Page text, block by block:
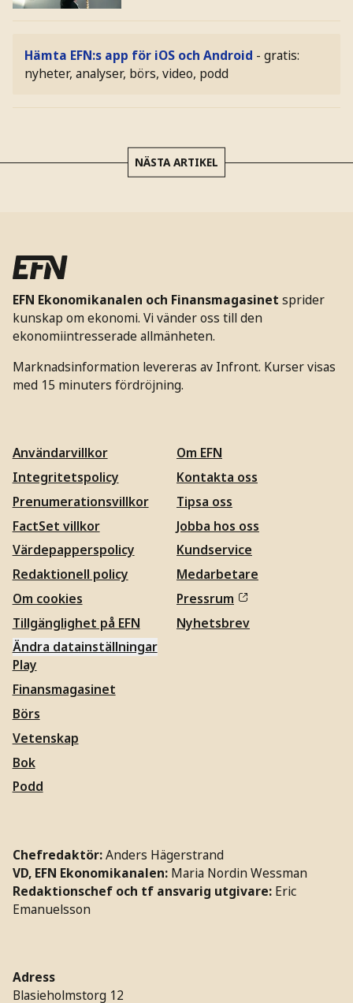
Hämta EFN:s app för iOS och Android - gratis:
nyheter, analyser, börs, video, podd
NÄSTA ARTIKEL
EFN Ekonomikanalen och Finansmagasinet sprider
kunskap om ekonomi. Vi vänder oss till den
ekonomiintresserade allmänheten.
Marknadsinformation levereras av Infront. Kurser visas
med 15 minuters fördröjning.
Användarvillkor
Integritetspolicy
Prenumerationsvillkor
FactSet villkor
Värdepapperspolicy
Redaktionell policy
Om cookies
Tillgänglighet på EFN
Ändra datainställningar
Om EFN
Kontakta oss
Tipsa oss
Jobba hos oss
Kundservice
Medarbetare
Pressrum
Nyhetsbrev
Play
Finansmagasinet
Börs
Vetenskap
Bok
Podd
Chefredaktör:Anders Hägerstrand
VD, EFN Ekonomikanalen: Maria Nordin Wessman
Redaktionschef och tf ansvarig utgivare: Eric
Emanuelsson
Adress
Blasieholmstorg 12